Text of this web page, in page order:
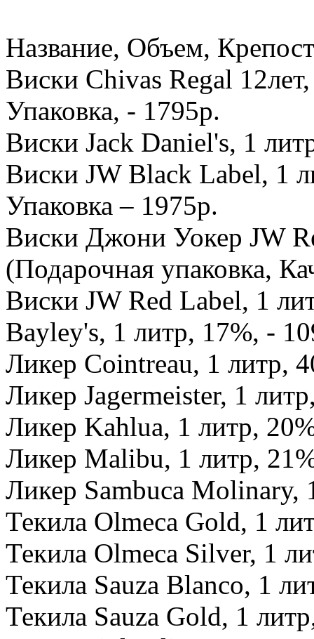
Название, Объем,
Виски Chivas Regal
Упаковка, - 1795р.
Виски Jack Daniel's, 1
Виски JW Black Label, 1
Упаковка – 1975р.
Виски Джони Уокер JW
(Подарочная упаковка,
Виски JW Red Label, 1
Bayley's, 1 литр, 17%, -
Ликер Cointreau, 1 литр,
Ликер Jagermeister, 1
Ликер Kahlua, 1 литр,
Ликер Malibu, 1 литр,
Ликер Sambuca Molinary,
Текила Olmeca Gold, 1
Текила Olmeca Silver, 1
Текила Sauza Blanco, 1
Текила Sauza Gold, 1